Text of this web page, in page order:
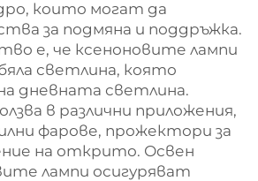
които могат да
за подмяна и поддръжка.
е, че ксеноновите лампи
светлина, която
дневната светлина.
в различни приложения,
фарове, прожектори за
на открито. Освен
лампи осигуряват